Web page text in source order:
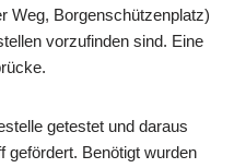
Weg, Borgenschützenplatz)
vorzufinden sind. Eine
getestet und daraus
gefördert. Benötigt wurden